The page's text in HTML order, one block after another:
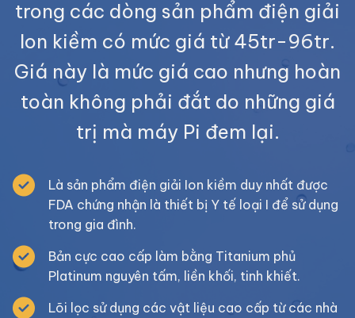
trong các dòng sản phẩm điện giải
Ion kiềm có mức giá từ 45tr-96tr.
Giá này là mức giá cao nhưng hoàn
toàn không phải đắt do những giá
trị mà máy Pi đem lại.
Là sản phẩm điện giải Ion kiềm duy nhất được
FDA chứng nhận là thiết bị Y tế loại I để sử dụng
trong gia đình.
Bản cực cao cấp làm bằng Titanium phủ
Platinum nguyên tấm, liền khối, tinh khiết.
Lõi lọc sử dụng các vật liệu cao cấp từ các nhà